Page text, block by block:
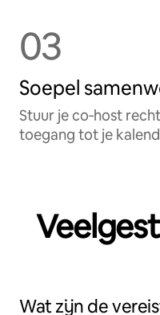
03
Soepel
Stuur je co‑host
toegang tot je
Wat zijn de